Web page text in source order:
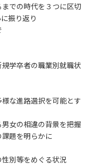
での時代を３つに区切
振り返り
学卒者の職業別就職状
な進路選択を可能とす
女の相違の背景を把握
題を明らかに
性別等をめぐる状況